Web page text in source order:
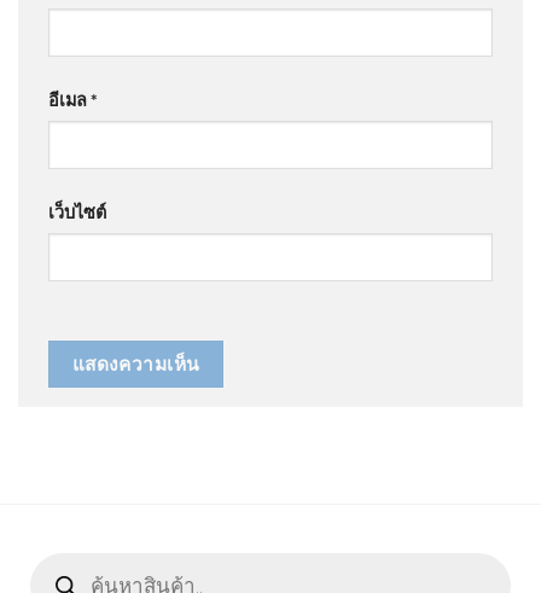
อีเมล*
เว็บไซต์
search